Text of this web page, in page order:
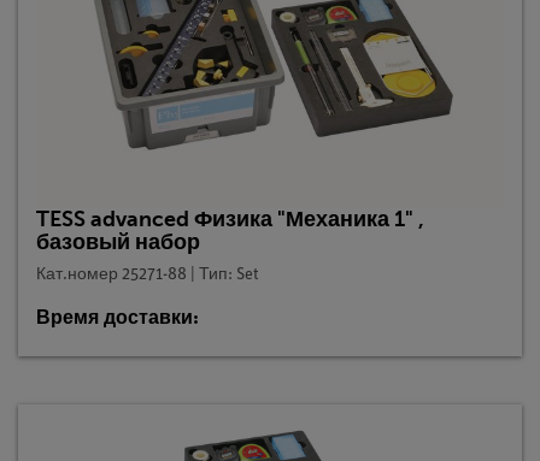
TESS advanced Физика "Механика 1" ,
базовый набор
Кат.номер 25271-88 | Тип: Set
Время доставки: